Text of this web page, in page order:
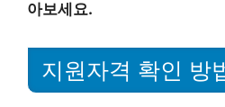
아보세요.
지원자격 확인 방